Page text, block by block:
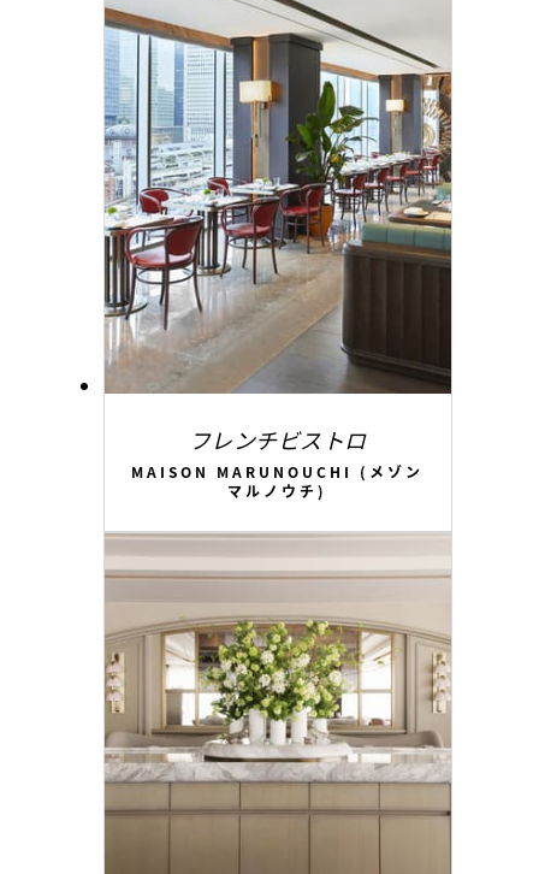
フレンチビストロ
MAISON MARUNOUCHI (メゾン
マルノウチ)